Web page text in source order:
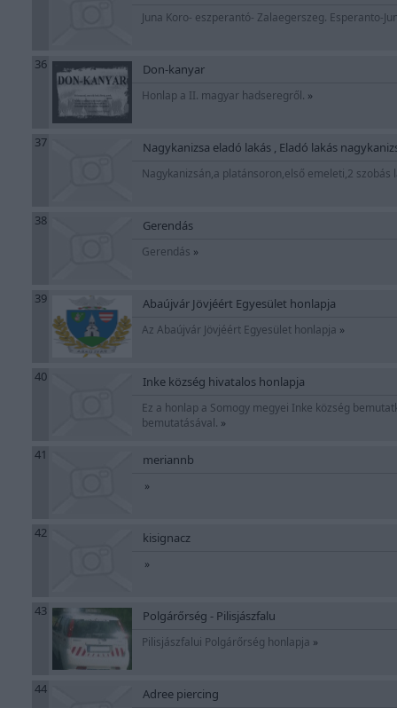
Juna Koro- eszperantó- Zalaegerszeg. Esperanto-
36 Don-kanyar
Honlap a II. magyar hadseregről. »
37 Nagykanizsa eladó lakás , Eladó lakás
Nagykanizsán,a platánsoron,első emeleti,2 szobás
38 Gerendás
Gerendás »
39 Abaújvár Jövjéért Egyesület honlapja
Az Abaújvár Jövjéért Egyesület honlapja »
40 Inke község hivatalos honlapja
Ez a honlap a Somogy megyei Inke község
bemutatásával. »
41 meriannb
»
42 kisignacz
»
43 Polgárőrség - Pilisjászfalu
Pilisjászfalui Polgárőrség honlapja »
44 Adree piercing